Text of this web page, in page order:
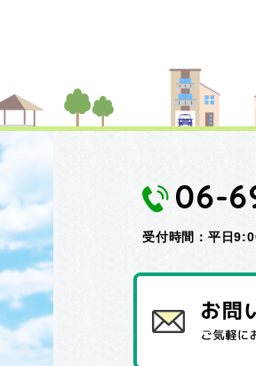
06-
受付時間：平日